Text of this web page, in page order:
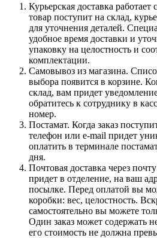
Курьерская доставка работает
товар поступит на склад,
для уточнения деталей.
удобное время доставки и
упаковку на целостность и
комплектации.
Самовывоз из магазина.
выбора появится в корзине.
склад, вам придет
обратитесь к сотруднику в
номер.
Постамат. Когда заказ
телефон или e-mail придет
оплатить в терминале
дня.
Почтовая доставка через
придет в отделение, на ваш
посылке. Перед оплатой вы
коробки: вес, целостность.
самостоятельно вы можете
Один заказ может содержать
его стоимость не должна